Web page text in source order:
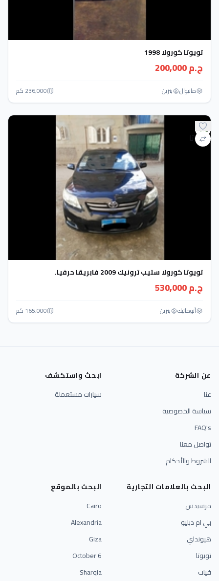
تويوتا كورولا 1998
ج.م 200,000
مانيوال بنزين 236,000 كم
تويوتا كورولا ستيب ترونيك 2009 فابريقا حرفيا.
ج.م 530,000
أتوماتيك‎ بنزين 165,000 كم
عن الشركة
عنا
سياسة الخصوصية
FAQ's
تواصل معنا
الشروط والأحكام
ابحث واستكشف
سيارات مستعملة
البحث بالعلامات التجارية
مرسيدس
بي ام دبليو
هيونداي
تويوتا
فيات
البحث بالموقع
Cairo
Alexandria
Giza
6 October
Sharqia